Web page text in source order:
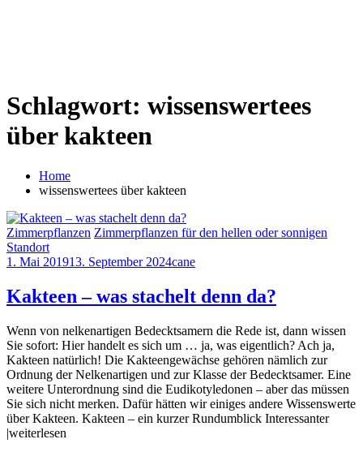
Schlagwort: wissenswertees
über kakteen
Home
wissenswertees über kakteen
Zimmerpflanzen Zimmerpflanzen für den hellen oder sonnigen
Standort
1. Mai 201913. September 2024cane
Kakteen – was stachelt denn da?
Wenn von nelkenartigen Bedecktsamern die Rede ist, dann wissen
Sie sofort: Hier handelt es sich um … ja, was eigentlich? Ach ja,
Kakteen natürlich! Die Kakteengewächse gehören nämlich zur
Ordnung der Nelkenartigen und zur Klasse der Bedecktsamer. Eine
weitere Unterordnung sind die Eudikotyledonen – aber das müssen
Sie sich nicht merken. Dafür hätten wir einiges andere Wissenswerte
über Kakteen. Kakteen – ein kurzer Rundumblick Interessanter
|weiterlesen